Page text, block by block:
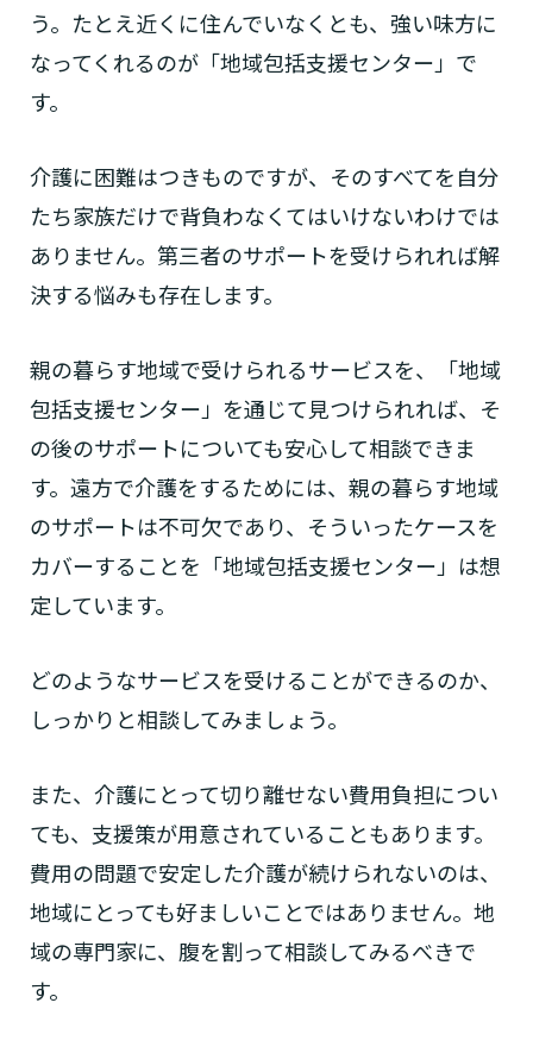
う。たとえ近くに住んでいなくとも、強い味方に
なってくれるのが「地域包括支援センター」で
す。
介護に困難はつきものですが、そのすべてを自分
たち家族だけで背負わなくてはいけないわけでは
ありません。第三者のサポートを受けられれば解
決する悩みも存在します。
親の暮らす地域で受けられるサービスを、「地域
包括支援センター」を通じて見つけられれば、そ
の後のサポートについても安心して相談できま
す。遠方で介護をするためには、親の暮らす地域
のサポートは不可欠であり、そういったケースを
カバーすることを「地域包括支援センター」は想
定しています。
どのようなサービスを受けることができるのか、
しっかりと相談してみましょう。
また、介護にとって切り離せない費用負担につい
ても、支援策が用意されていることもあります。
費用の問題で安定した介護が続けられないのは、
地域にとっても好ましいことではありません。地
域の専門家に、腹を割って相談してみるべきで
す。